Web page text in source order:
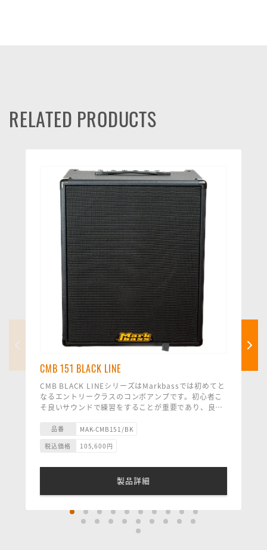
RELATED PRODUCTS
CMB 151 BLACK LINE
CMB BLACK LINEシリーズはMarkbassでは初めてと
なるエントリークラスのコンボアンプです。初心者こ
そ良いサウンドで練習をすることが重要であり、良質
と情熱を育みながら、サウンドメイクと技術が身に付
はコストを抑えながらも音質に妥協することなく、し
品番
MAK-CMB151/BK
税込価格
105,600 円
製品詳細